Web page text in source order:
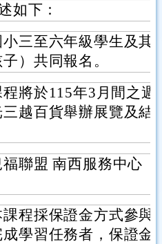
如下：
三至六年級學生及其
）共同報名。
將於115年3月間之
三越百貨舉辦展覽及結
聯盟 南西服務中心
課程採保證金方式參與
成學習任務者，保證金